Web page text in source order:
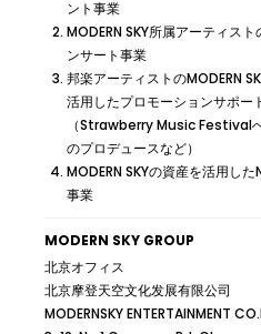
ント事業
MODERN SKY所属アーティス
ンサート事業
邦楽アーティストのMODERN
活用したプロモーションサポー
（Strawberry Music Festival
のプロデュースなど）
MODERN SKYの資産を活用した
事業
MODERN SKY GROUP
北京オフィス
北京摩登天空文化发展有限公司
MODERNSKY ENTERTAINMENT